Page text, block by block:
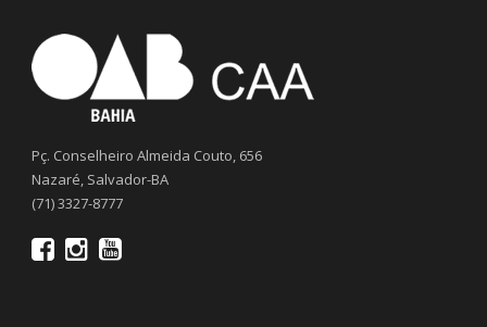
Pç. Conselheiro Almeida Couto, 656
Nazaré, Salvador-BA
(71) 3327-8777